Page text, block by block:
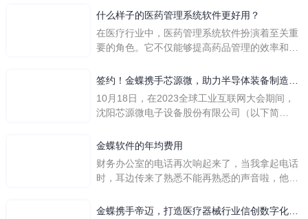
么呢？
什么样子的医药管理系统软件更好用？
在医疗行业中，医药管理系统软件扮演着至关重
要的角色。它不仅能够提高药品管理的效率和准
一个好用的医药管理系统软件应具备以下特点。
地进行操作。 复杂的
签约！金蝶携手芯源微，助力半导体装备制造领
先企业迈向世界
10月18日，在2023全球工业互联网大会期间，
沈阳芯源微电子设备股份有限公司（以下简
下简称“金蝶”）在辽宁沈阳签署战略合作协议。
营管控平台，从而实现公司产研一体化、业财一
体化，提升公司整体业务水平。
金蝶软件的年均费用
财务办公室的电话再次响起来了，当我拿起电话
时，耳边传来了熟悉不能再熟悉的声音啦，他就
软件过程中遇到任何问题，我都可以获得金蝶服
金蝶携手帝迈，打造医疗器械行业信创数字化标